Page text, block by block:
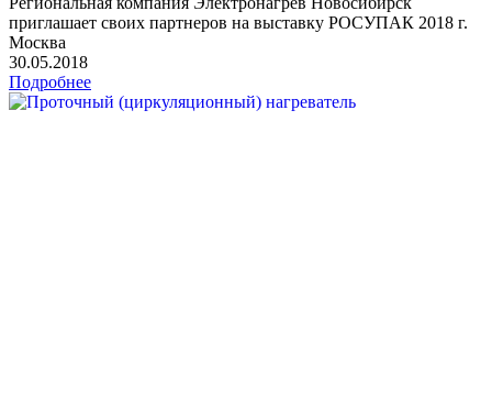
приглашает своих партнеров на выставку РОСУПАК 2018 г.
Москва
30.05.2018
Подробнее